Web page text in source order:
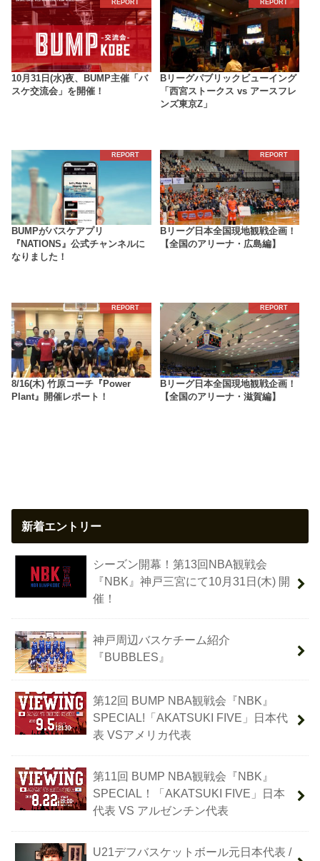
REPORT
10月31日(水)夜、BUMP主催「バ
スケ交流会」を開催！
REPORT
Bリーグパブリックビューイング
「西宮ストークス vs アースフレ
ンズ東京Z」
REPORT
BUMPがバスケアプリ
『NATIONS』公式チャンネルに
なりました！
REPORT
Bリーグ日本全国現地観戦企画！
【全国のアリーナ・広島編】
REPORT
8/16(木) 竹原コーチ『Power
Plant』開催レポート！
REPORT
Bリーグ日本全国現地観戦企画！
【全国のアリーナ・滋賀編】
新着エントリー
シーズン開幕！第13回NBA観戦会
『NBK』神戸三宮にて10月31日(木) 開
催！
神戸周辺バスケチーム紹介
『BUBBLES』
第12回 BUMP NBA観戦会『NBK』
SPECIAL!「AKATSUKI FIVE」日本代
表 VSアメリカ代表
第11回 BUMP NBA観戦会『NBK』
SPECIAL！「AKATSUKI FIVE」日本
代表 VS アルゼンチン代表
U21デフバスケットボール元日本代表 /